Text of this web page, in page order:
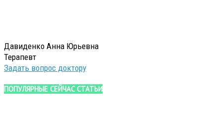
Давиденко Анна Юрьевна
Терапевт
Задать вопрос доктору
ПОПУЛЯРНЫЕ СЕЙЧАС СТАТЬИ